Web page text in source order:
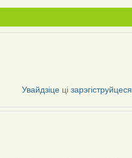
Увайдзіце цізарэгіструйцеся